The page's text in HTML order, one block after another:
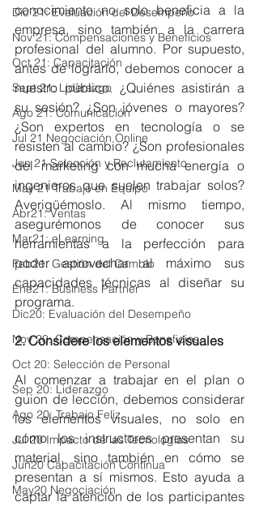
Dic 21: Evaluación del Desempeño
Nov 21: Compensaciones y Beneficios
Oct 21: Capacitación
Sept 21: Liderazgo
Ago 21: Comunicación
Jul 21 Negociación Online
Jun 21 Selección y Reclutamiento
May 21 Trabajo en Equipo
Abr21: Ventas
Mar21: eLearning
Feb21: Gestión del Cambio
Ene21: Business Partner
Dic20: Evaluación del Desempeño
Nov 20: Compensación y Beneficios
Oct 20: Selección de Personal
Sep 20: Liderazgo
Ago 20: Trabajo Feliz
Jul 20 Impacto de las Tecnologías
Jun20 Capacitación Continua
May20 Negociación
conocimiento no solo beneficia a la
empresa, sino también a la carrera
profesional del alumno. Por supuesto,
antes de lograrlo, debemos conocer a
nuestro público. ¿Quiénes asistirán a
su sesión? ¿Son jóvenes o mayores?
¿Son expertos en tecnología o se
resisten al cambio? ¿Son profesionales
del marketing con mucha energía o
ingenieros que suelen trabajar solos?
Averigüémoslo. Al mismo tiempo,
asegurémonos de conocer sus
herramientas a la perfección para
poder aprovechar al máximo sus
capacidades técnicas al diseñar su
programa.
2. Considere los elementos visuales
Al comenzar a trabajar en el plan o
guion de lección, debemos considerar
los elementos visuales, no solo en
cómo los instructores presentan su
material, sino también en cómo se
presentan a sí mismos. Esto ayuda a
captar la atención de los participantes